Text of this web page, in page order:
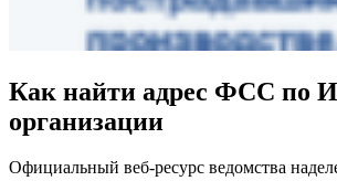
Как найти адрес ФСС по
организации
Официальный веб-ресурс ведомства